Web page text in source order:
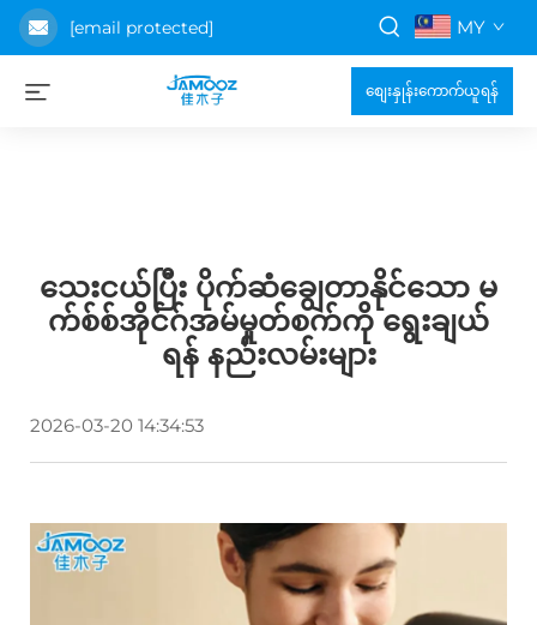
[email protected] MY
စျေးနှုန်းကောက်ယူရန်
သေးငယ်ပြီး ပိုက်ဆံချွေတာနိုင်သော မ
က်စ်စ်အိုင်ဂ်အမ်မှုတ်စက်ကို ရွေးချယ်
ရန် နည်းလမ်းများ
2026-03-20 14:34:53